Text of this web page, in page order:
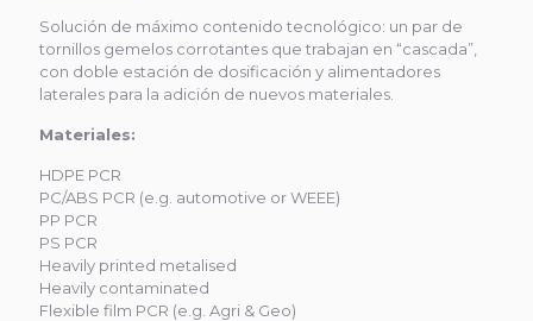
Solución de máximo contenido tecnológico: un par de
tornillos gemelos corrotantes que trabajan en “cascada”,
con doble estación de dosificación y alimentadores
laterales para la adición de nuevos materiales.
Materiales:
HDPE PCR
PC/ABS PCR (e.g. automotive or WEEE)
PP PCR
PS PCR
Heavily printed metalised
Heavily contaminated
Flexible film PCR (e.g. Agri & Geo)